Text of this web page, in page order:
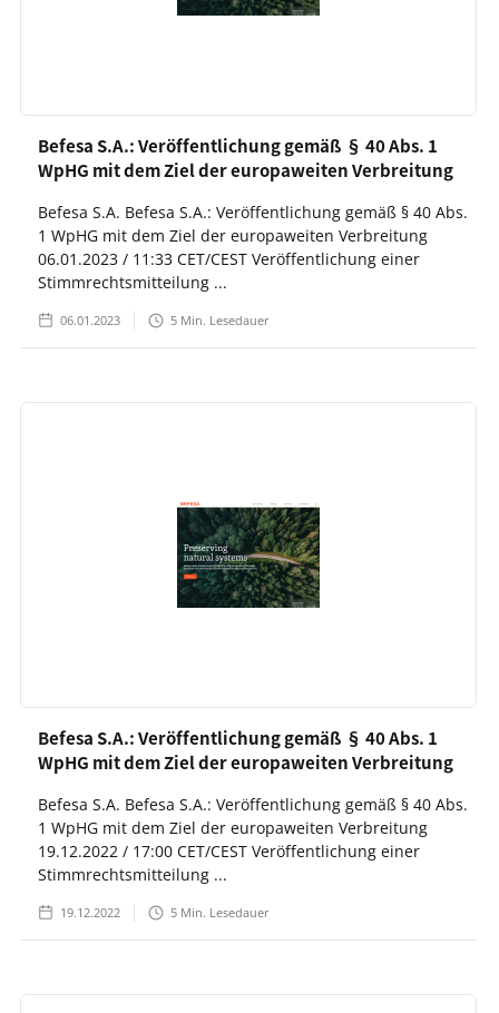
Befesa S.A.: Veröffentlichung gemäß § 40 Abs. 1
WpHG mit dem Ziel der europaweiten Verbreitung
Befesa S.A. Befesa S.A.: Veröffentlichung gemäß § 40 Abs.
1 WpHG mit dem Ziel der europaweiten Verbreitung
06.01.2023 / 11:33 CET/CEST Veröffentlichung einer
Stimmrechtsmitteilung ...
06.01.2023 5 Min. Lesedauer
Befesa S.A.: Veröffentlichung gemäß § 40 Abs. 1
WpHG mit dem Ziel der europaweiten Verbreitung
Befesa S.A. Befesa S.A.: Veröffentlichung gemäß § 40 Abs.
1 WpHG mit dem Ziel der europaweiten Verbreitung
19.12.2022 / 17:00 CET/CEST Veröffentlichung einer
Stimmrechtsmitteilung ...
19.12.2022 5 Min. Lesedauer